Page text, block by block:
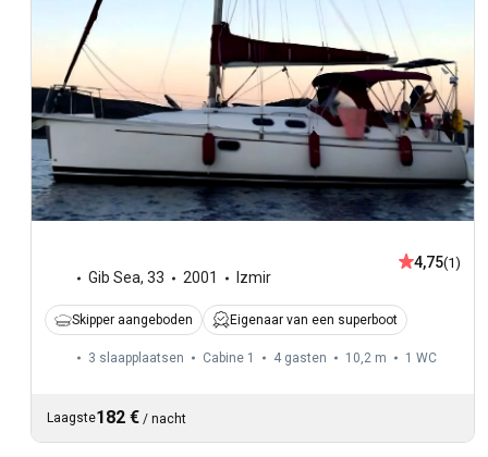
Gib Sea, 33 2001 Izmir
4,75(1)
Skipper aangeboden Eigenaar van een superboot
3 slaapplaatsen Cabine 1 4 gasten 10,2 m 1 WC
Laagste182 € / nacht